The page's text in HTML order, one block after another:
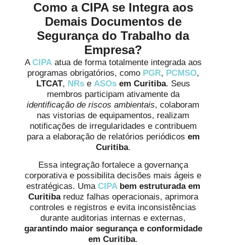
Como a CIPA se Integra aos
Demais Documentos de
Segurança do Trabalho da
Empresa?
ACIPA atua de forma totalmente integrada aos
programas obrigatórios, como PGR, PCMSO,
LTCAT, NRs e ASOs em Curitiba. Seus
membros participam ativamente da
identificação de riscos ambientais, colaboram
nas vistorias de equipamentos, realizam
notificações de irregularidades e contribuem
para a elaboração de relatórios periódicos em
Curitiba.
Essa integração fortalece a governança
corporativa e possibilita decisões mais ágeis e
estratégicas. Uma CIPAbem estruturada em
Curitibareduz falhas operacionais, aprimora
controles e registros e evita inconsistências
durante auditorias internas e externas,
garantindo maior segurança e conformidade
em Curitiba.